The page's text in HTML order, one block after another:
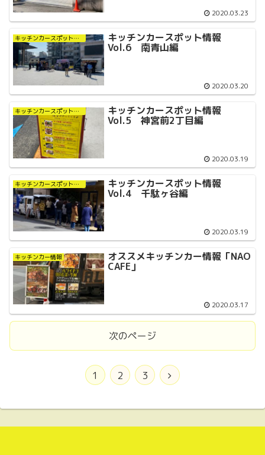
2020.03.23
キッチンカースポット情報 キッチンカースポット情報
Vol.6 南青山編
2020.03.20
キッチンカースポット情報 キッチンカースポット情報
Vol.5 神宮前2丁目編
2020.03.19
キッチンカースポット情報 キッチンカースポット情報
Vol.4 千駄ヶ谷編
2020.03.19
キッチンカー情報 オススメキッチンカー情報「NAO
CAFE」
2020.03.17
次のページ
1 2 3